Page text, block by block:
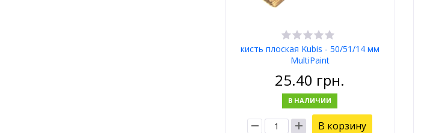
кисть плоская Kubis - 50/51/14 мм
MultiPaint
25.40 грн.
В НАЛИЧИИ
В корзину